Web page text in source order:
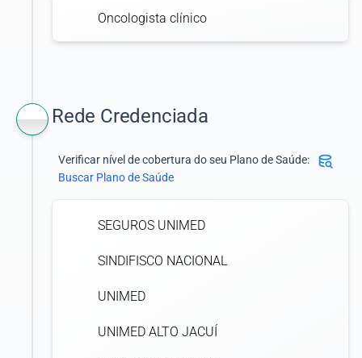
Oncologista clínico
Rede Credenciada
Verificar nível de cobertura do seu Plano de Saúde:
Buscar Plano de Saúde
SEGUROS UNIMED
SINDIFISCO NACIONAL
UNIMED
UNIMED ALTO JACUÍ